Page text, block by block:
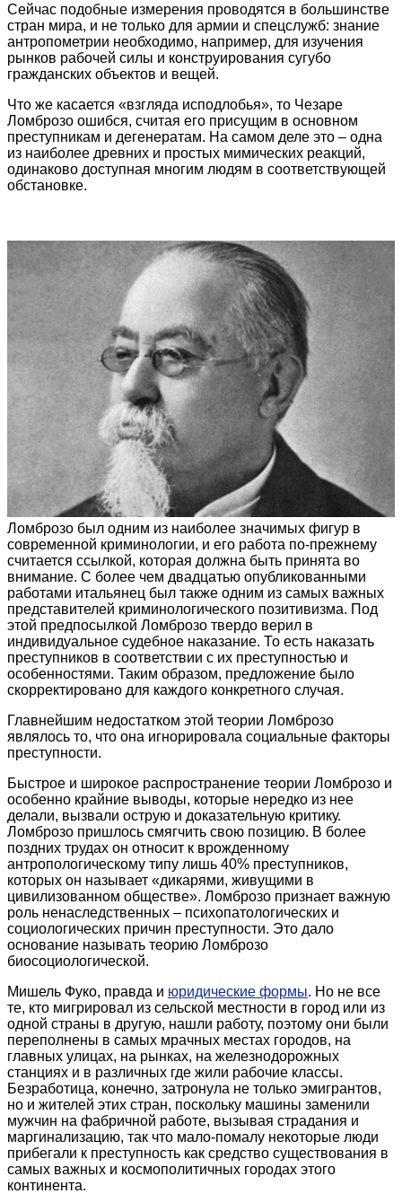
Сейчас подобные измерения проводятся в большинстве
стран мира, и не только для армии и спецслужб: знание
антропометрии необходимо, например, для изучения
рынков рабочей силы и конструирования сугубо
гражданских объектов и вещей.
Что же касается «взгляда исподлобья», то Чезаре
Ломброзо ошибся, считая его присущим в основном
преступникам и дегенератам. На самом деле это – одна
из наиболее древних и простых мимических реакций,
одинаково доступная многим людям в соответствующей
обстановке.
Ломброзо был одним из наиболее значимых фигур в
современной криминологии, и его работа по-прежнему
считается ссылкой, которая должна быть принята во
внимание. С более чем двадцатью опубликованными
работами итальянец был также одним из самых важных
представителей криминологического позитивизма. Под
этой предпосылкой Ломброзо твердо верил в
индивидуальное судебное наказание. То есть наказать
преступников в соответствии с их преступностью и
особенностями. Таким образом, предложение было
скорректировано для каждого конкретного случая.
Главнейшим недостатком этой теории Ломброзо
являлось то, что она игнорировала социальные факторы
преступности.
Быстрое и широкое распространение теории Ломброзо и
особенно крайние выводы, которые нередко из нее
делали, вызвали острую и доказательную критику.
Ломброзо пришлось смягчить свою позицию. В более
поздних трудах он относит к врожденному
антропологическому типу лишь 40% преступников,
которых он называет «дикарями, живущими в
цивилизованном обществе». Ломброзо признает важную
роль ненаследственных – психопатологических и
социологических причин преступности. Это дало
основание называть теорию Ломброзо
биосоциологической.
Мишель Фуко, правда и юридические формы. Но не все
те, кто мигрировал из сельской местности в город или из
одной страны в другую, нашли работу, поэтому они были
переполнены в самых мрачных местах городов, на
главных улицах, на рынках, на железнодорожных
станциях и в различных где жили рабочие классы.
Безработица, конечно, затронула не только эмигрантов,
но и жителей этих стран, поскольку машины заменили
мужчин на фабричной работе, вызывая страдания и
маргинализацию, так что мало-помалу некоторые люди
прибегали к преступность как средство существования в
самых важных и космополитичных городах этого
континента.